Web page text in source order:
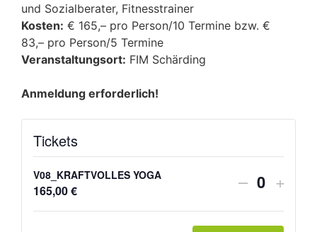
und Sozialberater, Fitnesstrainer
Kosten: € 165,– pro Person/10 Termine bzw. €
83,– pro Person/5 Termine
Veranstaltungsort: FIM Schärding
Anmeldung erforderlich!
Tickets
V08_KRAFTVOLLES YOGA
165,00€ – Anzahl
+